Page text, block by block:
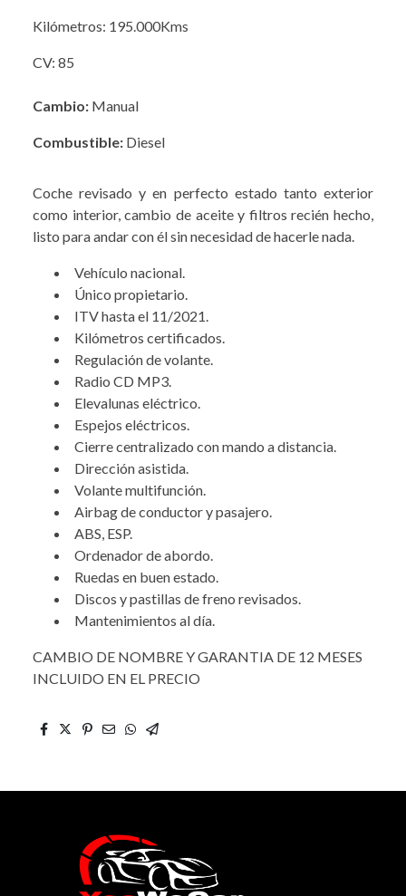
Kilómetros: 195.000Kms
CV: 85
Cambio: Manual
Combustible: Diesel
Coche revisado y en perfecto estado tanto exterior
como interior, cambio de aceite y filtros recién hecho,
listo para andar con él sin necesidad de hacerle nada.
Vehículo nacional.
Único propietario.
ITV hasta el 11/2021.
Kilómetros certificados.
Regulación de volante.
Radio CD MP3.
Elevalunas eléctrico.
Espejos eléctricos.
Cierre centralizado con mando a distancia.
Dirección asistida.
Volante multifunción.
Airbag de conductor y pasajero.
ABS, ESP.
Ordenador de abordo.
Ruedas en buen estado.
Discos y pastillas de freno revisados.
Mantenimientos al día.
CAMBIO DE NOMBRE Y GARANTIA DE 12 MESES
INCLUIDO EN EL PRECIO